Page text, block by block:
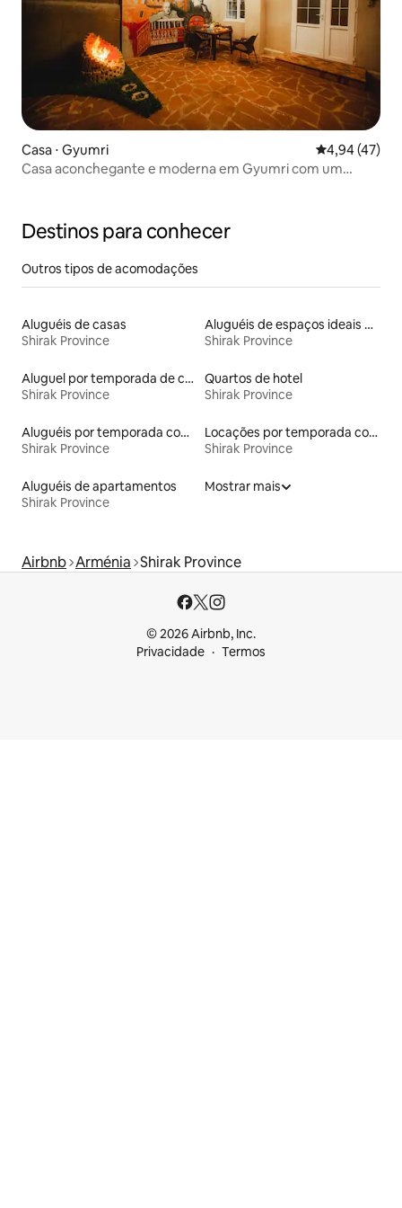
Casa ⋅ Gyumri 4,94 de uma
4,94 (47)
Casa aconchegante e moderna em Gyumri com um
Destinos para conhecer
Outros tipos de acomodações
Aluguéis de casas
Shirak Province
Aluguéis de espaços ideais para famílias
Shirak Province
Aluguel por temporada de casas de hóspedes
Shirak Province
Quartos de hotel
Shirak Province
Aluguéis por temporada com café da manhã
Shirak Province
Locações por temporada com piscina
Shirak Province
Aluguéis de apartamentos
Shirak Province
Mostrar mais
Airbnb Arménia Shirak Province
© 2026 Airbnb, Inc.
Privacidade
Termos